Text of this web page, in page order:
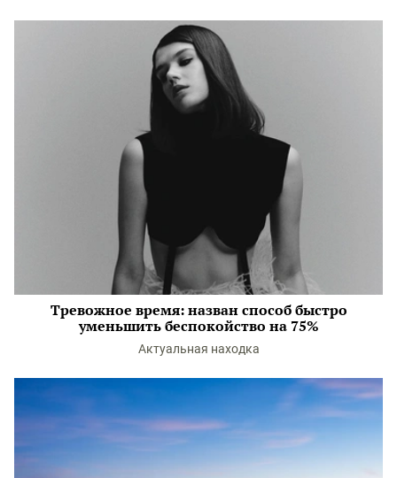
Тревожное время: назван способ быстро
уменьшить беспокойство на 75%
Актуальная находка